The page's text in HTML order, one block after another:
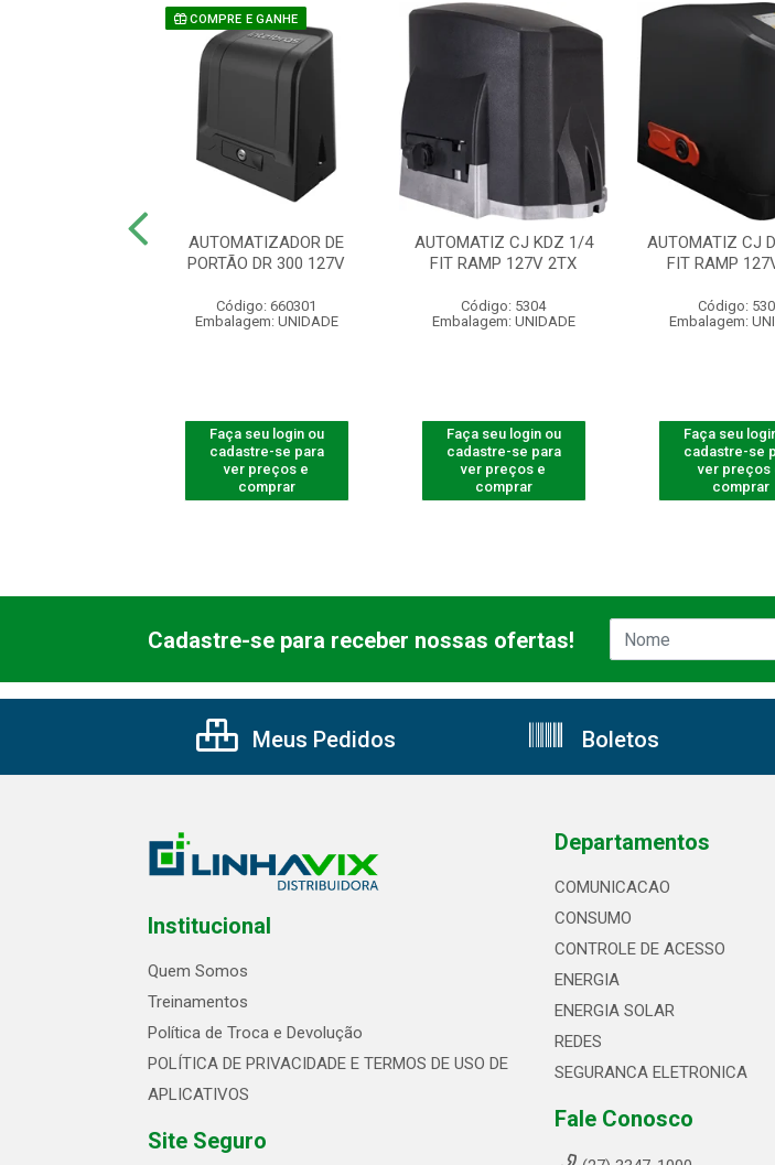
COMPRE E GANHE
AUTOMATIZADOR DE
PORTÃO DR 300 127V
Código: 660301
Embalagem: UNIDADE
Faça seu login ou
cadastre-se para
ver preços e
comprar
AUTOMATIZ CJ KDZ 1/4
FIT RAMP 127V 2TX
Código: 5304
Embalagem: UNIDADE
Faça seu login ou
cadastre-se para
ver preços e
comprar
AUTOMATIZ CJ
FIT RAMP
Código:
Embalagem:
Faça seu
cadastre-se
ver preços
comprar
Cadastre-se para receber nossas ofertas!
Meus Pedidos Boletos
Institucional
Quem Somos
Treinamentos
Política de Troca e Devolução
POLÍTICA DE PRIVACIDADE E TERMOS DE USO DE
APLICATIVOS
Site Seguro
Departamentos
COMUNICACAO
CONSUMO
CONTROLE DE ACESSO
ENERGIA
ENERGIA SOLAR
REDES
SEGURANCA ELETRONICA
Fale Conosco